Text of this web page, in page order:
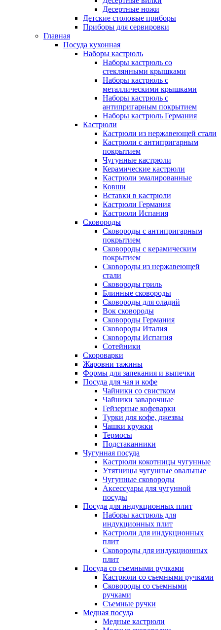
Десертные ножи
Детские столовые приборы
Приборы для сервировки
Главная
Посуда кухонная
Наборы кастрюль
Наборы кастрюль со
стеклянными крышками
Наборы кастрюль с
металлическими крышками
Наборы кастрюль с
антипригарным покрытием
Наборы кастрюль Германия
Кастрюли
Кастрюли из нержавеющей стали
Кастрюли с антипригарным
покрытием
Чугунные кастрюли
Керамические кастрюли
Кастрюли эмалированные
Ковши
Вставки в кастрюли
Кастрюли Германия
Кастрюли Испания
Сковороды
Сковороды с антипригарным
покрытием
Сковороды с керамическим
покрытием
Сковороды из нержавеющей
стали
Сковороды гриль
Блинные сковороды
Сковороды для оладий
Вок сковороды
Сковороды Германия
Сковороды Италия
Сковороды Испания
Сотейники
Скороварки
Жаровни тажины
Формы для запекания и выпечки
Посуда для чая и кофе
Чайники со свистком
Чайники заварочные
Гейзерные кофеварки
Турки для кофе, джезвы
Чашки кружки
Термосы
Подстаканники
Чугунная посуда
Кастрюли кокотницы чугунные
Утятницы чугунные овальные
Чугунные сковороды
Аксессуары для чугунной
посуды
Посуда для индукционных плит
Наборы кастрюль для
индукционных плит
Кастрюли для индукционных
плит
Сковороды для индукционных
плит
Посуда со съемными ручками
Кастрюли со съемными ручками
Сковороды со съемными
ручками
Съемные ручки
Медная посуда
Медные кастрюли